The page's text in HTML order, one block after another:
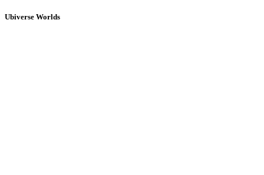
Ubiverse Worlds